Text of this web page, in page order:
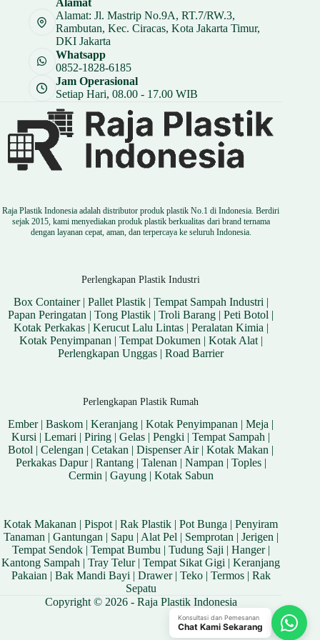
Rp 8.250.
Alamat
Alamat: Jl. Mastrip No.9A, RT.7/RW.3,
Rambutan, Kec. Ciracas, Kota Jakarta Timur,
DKI Jakarta
Whatsapp
0852-1828-6185
Jam Operasional
Setiap Hari, 08.00 - 17.00 WIB
Raja Plastik Indonesia adalah distributor produk plastik No.1 di Indonesia. Berdiri
sejak 2015, kami menyediakan produk plastik berkualitas dari brand ternama
dengan layanan cepat, aman, dan terpercaya ke seluruh Indonesia.
Perlengkapan Plastik Industri
Box Container| Pallet Plastik| Tempat Sampah Industri |
Papan Peringatan |Tong Plastik |Troli Barang |Peti Botol |
Kotak Perkakas| Kerucut Lalu Lintas| Peralatan Kimia |
Kotak Penyimpanan | Tempat Dokumen | Kotak Alat|
Perlengkapan Unggas |Road Barrier
Perlengkapan Plastik Rumah
Ember|Baskom |Keranjang |Kotak Penyimpanan |Meja |
Kursi |Lemari |Piring |Gelas |Pengki |Tempat Sampah |
Botol |Celengan |Cetakan |Dispenser Air|Kotak Makan |
Perkakas Dapur| Rantang| Talenan| Nampan| Toples|
Cermin| Gayung| Kotak Sabun
Kotak Makanan |Pispot|Rak Plastik |Pot Bunga |Penyiram
Tanaman| Gantungan| Sapu| Alat Pel| Semprotan| Jerigen|
Tempat Sendok| Tempat Bumbu| Tudung Saji| Hanger|
Kantong Sampah |Tray Telur|Tempat Sikat Gigi |Keranjang
Pakaian| Bak Mandi Bayi| Drawer| Teko| Termos| Rak
Sepatu
Copyright © 2026 - Raja Plastik Indonesia
Konsultasi dan Pemesanan
Chat Kami Sekarang